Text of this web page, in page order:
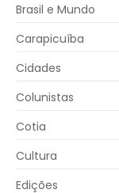
Brasil e Mundo
Carapicuíba
Cidades
Colunistas
Cotia
Cultura
Edições